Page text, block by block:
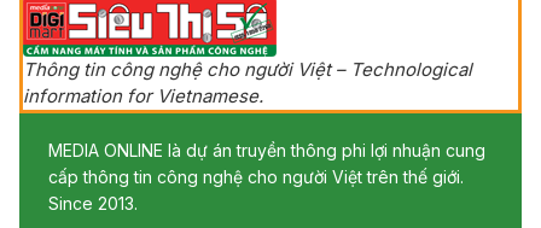
Thông tin công nghệ cho người Việt – Technological
information for Vietnamese.
MEDIA ONLINE là dự án truyền thông phi lợi nhuận cung
cấp thông tin công nghệ cho người Việt trên thế giới.
Since 2013.